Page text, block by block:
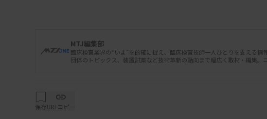
ービスを開発する。まず、日本で検査サービス事業を共同
業へ進める考え。
日立ハイテクのヘルスケア事業統括本部は、2024年4月
（放射線治療やデジタルヘルスケアなど）を承継。体外診
MTJ編集部
臨床検査業界の“いま”を的確に捉え、臨床検査技師一人ひとりを支える
団体のトピックス、装置試薬など技術革新の動向まで幅広く取材・編集。
保存URLコピー